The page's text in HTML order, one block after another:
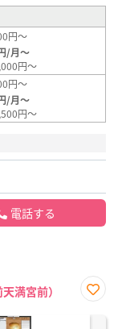
円～
/月～
円～
円～
/月～
円～
電話する
満宮前）
に入